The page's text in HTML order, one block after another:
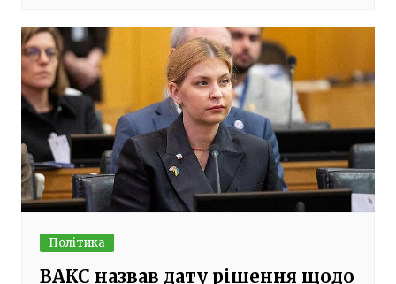
Політика
ВАКС назвав дату рішення щодо